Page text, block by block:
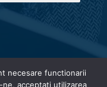
necesare functionarii
acceptati utilizarea